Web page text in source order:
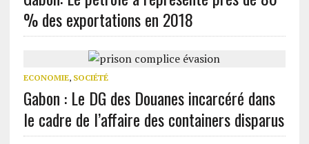
% des exportations en 2018
ECONOMIE, SOCIÉTÉ
Gabon : Le DG des Douanes incarcéré dans
le cadre de l’affaire des containers disparus